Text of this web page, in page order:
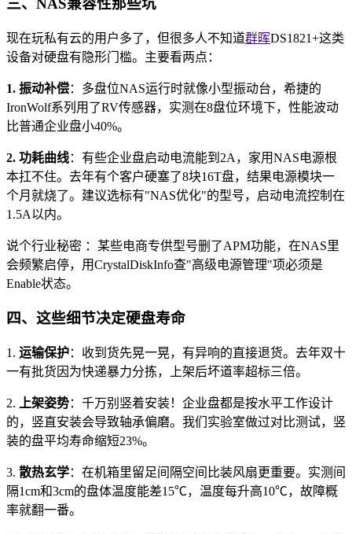
三、NAS兼容性那些坑
现在玩私有云的用户多了，但很多人不知道群晖DS1821+这类
设备对硬盘有隐形门槛。主要看两点：
1. 振动补偿：多盘位NAS运行时就像小型振动台，希捷的
IronWolf系列用了RV传感器，实测在8盘位环境下，性能波动
比普通企业盘小40%。
2. 功耗曲线：有些企业盘启动电流能到2A，家用NAS电源根
本扛不住。去年有个客户硬塞了8块16T盘，结果电源模块一
个月就烧了。建议选标有"NAS优化"的型号，启动电流控制在
1.5A以内。
说个行业秘密 ：某些电商专供型号删了APM功能，在NAS里
会频繁启停，用CrystalDiskInfo查"高级电源管理"项必须是
Enable状态。
四、这些细节决定硬盘寿命
1. 运输保护：收到货先晃一晃，有异响的直接退货。去年双十
一有批货因为快递暴力分拣，上架后坏道率超标三倍。
2. 上架姿势：千万别竖着安装！企业盘都是按水平工作设计
的，竖直安装会导致轴承偏磨。我们实验室做过对比测试，竖
装的盘平均寿命缩短23%。
3. 散热玄学：在机箱里留足间隔空间比装风扇更重要。实测间
隔1cm和3cm的盘体温度能差15℃，温度每升高10℃，故障概
率就翻一番。